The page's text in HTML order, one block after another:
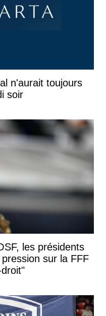
n'aurait toujours
soir
les présidents
sur la FFF